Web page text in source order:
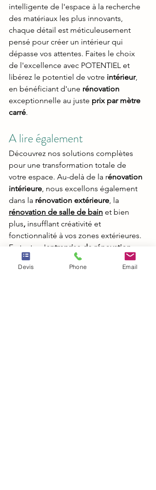
intelligente de l'espace à la recherche
des matériaux les plus innovants,
chaque détail est méticuleusement
pensé pour créer un intérieur qui
dépasse vos attentes. Faites le choix
de l'excellence avec POTENTIEL et
libérez le potentiel de votre intérieur,
en bénéficiant d'une rénovation
exceptionnelle au juste prix par mètre
carré.
A lire également
Découvrez nos solutions complètes
pour une transformation totale de
votre espace. Au-delà de la rénovation
intérieure, nous excellons également
dans la rénovation extérieure, la
rénovation de salle de bain et bien
plus, insufflant créativité et
fonctionnalité à vos zones extérieures.
En tant qu'entreprise de rénovation
tous corps d'état à Toulouse
, nous
sommes votre partenaire polyvalent
Devis Phone Email